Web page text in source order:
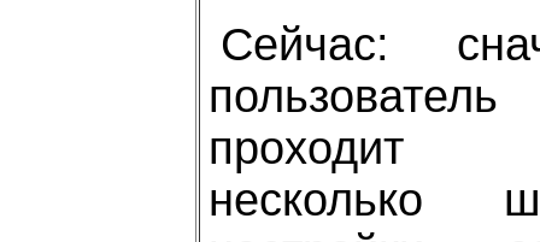
Сейчас:
пользователь
проходит
несколько